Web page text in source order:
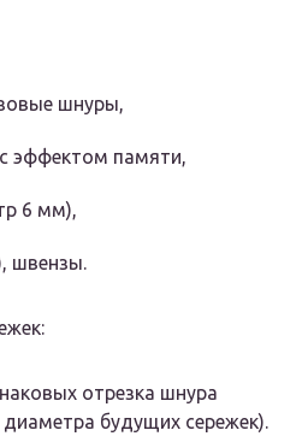
шнуры,
эффектом памяти,
6 мм),
швензы.
отрезка шнура
будущих сережек).